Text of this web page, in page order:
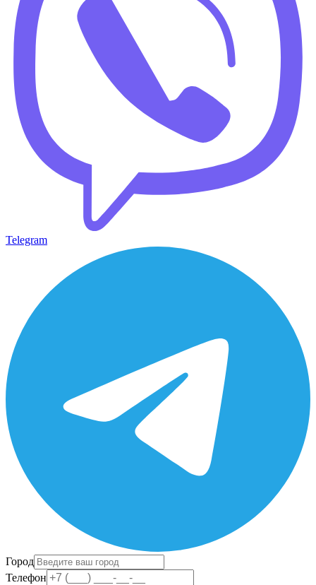
Telegram
Город
Телефон